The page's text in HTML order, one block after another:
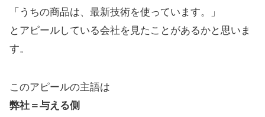
「うちの商品は、最新技術を使っています。」
とアピールしている会社を見たことがあるかと思いま
す。
このアピールの主語は
弊社＝与える側